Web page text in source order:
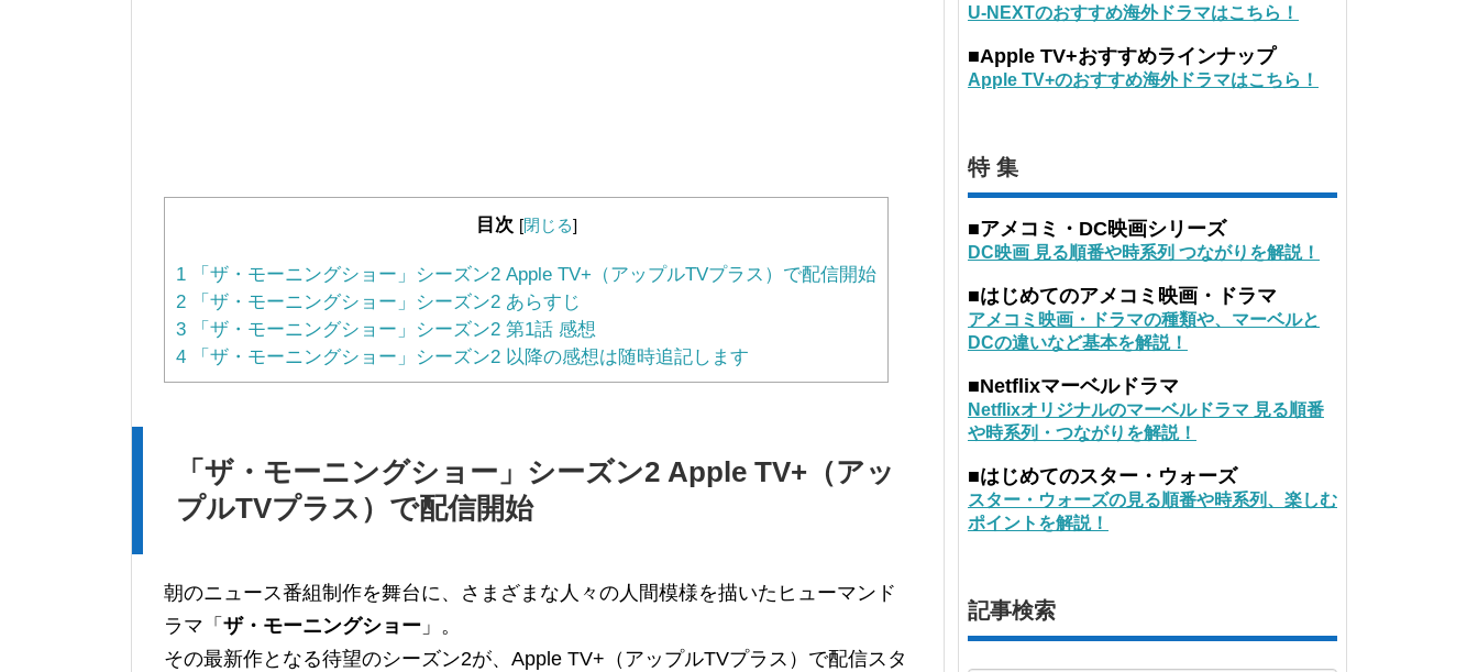
目次 [閉じる]
1 「ザ・モーニングショー」シーズン2 Apple TV+（アップルTVプラス）で配信開始
2 「ザ・モーニングショー」シーズン2 あらすじ
3 「ザ・モーニングショー」シーズン2 第1話 感想
4 「ザ・モーニングショー」シーズン2 以降の感想は随時追記します
「ザ・モーニングショー」シーズン2 Apple TV+（アッ
プルTVプラス）で配信開始
朝のニュース番組制作を舞台に、さまざまな人々の人間模様を描いたヒューマンド
ラマ「 ザ・モーニングショー 」。
その最新作となる待望のシーズン2が、Apple TV+（アップルTVプラス）で配信スタ
U-NEXTのおすすめ海外ドラマはこちら！
■Apple TV+おすすめラインナップ
Apple TV+のおすすめ海外ドラマはこちら！
特 集
■アメコミ・DC映画シリーズ
DC映画 見る順番や時系列 つながりを解説！
■はじめてのアメコミ映画・ドラマ
アメコミ映画・ドラマの種類や、マーベルと
DCの違いなど基本を解説！
■Netflixマーベルドラマ
Netflixオリジナルのマーベルドラマ 見る順番
や時系列・つながりを解説！
■はじめてのスター・ウォーズ
スター・ウォーズの見る順番や時系列、楽しむ
ポイントを解説！
記事検索